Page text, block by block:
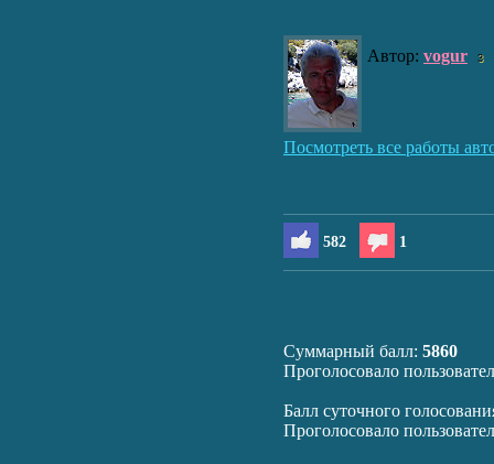
Автор: vogur 3
Посмотреть все работы
582 1
Суммарный балл: 5860
Проголосовало
Балл суточного
Проголосовало